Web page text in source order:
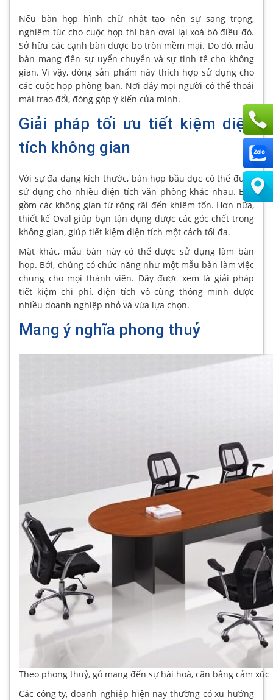
Nếu bàn họp hình chữ nhật tạo nên sự sang trọng,
nghiêm túc cho cuộc họp thì bàn oval lại xoá bó điều đó.
Sở hữu các cạnh bàn được bo tròn mềm mại. Do đó, mẫu
bàn mang đến sự uyển chuyển và sự tinh tế cho không
gian. Vì vậy, dòng sản phẩm này thích hợp sử dụng cho
các cuộc họp phòng ban. Nơi đây mọi người có thể thoải
mái trao đổi, đóng góp ý kiến của mình.
Giải pháp tối ưu tiết kiệm diện
tích không gian
Với sự đa dạng kích thước, bàn họp bầu dục có thể được
sử dụng cho nhiều diện tích văn phòng khác nhau. Bao
gồm các không gian từ rộng rãi đến khiêm tốn. Hơn nữa,
thiết kế Oval giúp bạn tận dụng được các góc chết trong
không gian, giúp tiết kiệm diện tích một cách tối đa.
Mặt khác, mẫu bàn này có thể được sử dụng làm bàn
họp. Bởi, chúng có chức năng như một mẫu bàn làm việc
chung cho mọi thành viên. Đây được xem là giải pháp
tiết kiệm chi phí, diện tích vô cùng thông minh được
nhiều doanh nghiệp nhỏ và vừa lựa chọn.
Mang ý nghĩa phong thuỷ
Theo phong thuỷ, gỗ mang đến sự hài hoà, cân bằng cảm xúc
Các công ty, doanh nghiệp hiện nay thường có xu hướng